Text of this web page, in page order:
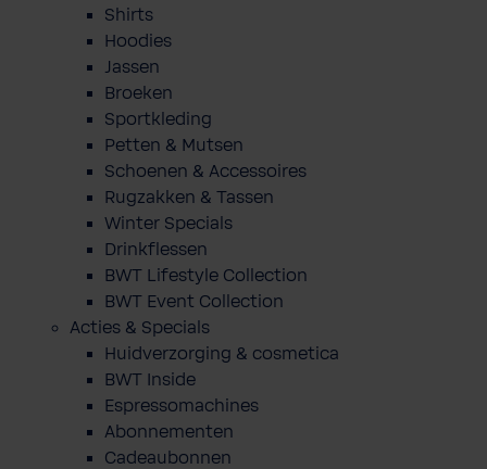
Shirts
Hoodies
Jassen
Broeken
Sportkleding
Petten & Mutsen
Schoenen & Accessoires
Rugzakken & Tassen
Winter Specials
Drinkflessen
BWT Lifestyle Collection
BWT Event Collection
Acties & Specials
Huidverzorging & cosmetica
BWT Inside
Espressomachines
Abonnementen
Cadeaubonnen